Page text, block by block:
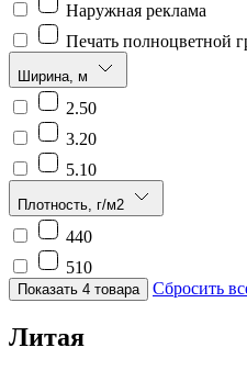
Наружная реклама
Печать полноцветной
Ширина, м
2.50
3.20
5.10
Плотность, г/м2
440
510
Показать 4 товара Сбросить
Литая